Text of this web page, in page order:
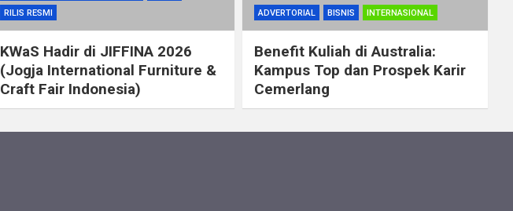
RILIS RESMI
KWaS Hadir di JIFFINA 2026
(Jogja International Furniture &
Craft Fair Indonesia)
ADVERTORIAL BISNIS INTERNASIONAL
Benefit Kuliah di Australia:
Kampus Top dan Prospek Karir
Cemerlang